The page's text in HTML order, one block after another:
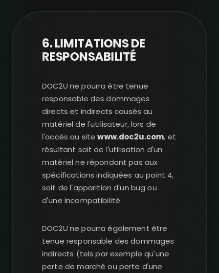
6. LIMITATIONS DE
RESPONSABILITÉ
DOC2U ne pourra être tenue
responsable des dommages
directs et indirects causés au
matériel de l'utilisateur, lors de
l'accès au sitewww.doc2u.com, et
résultant soit de l'utilisation d'un
matériel ne répondant pas aux
spécifications indiquées au point 4,
soit de l'apparition d'un bug ou
d'une incompatibilité.
DOC2U ne pourra également être
tenue responsable des dommages
indirects (tels par exemple qu'une
perte de marché ou perte d'une